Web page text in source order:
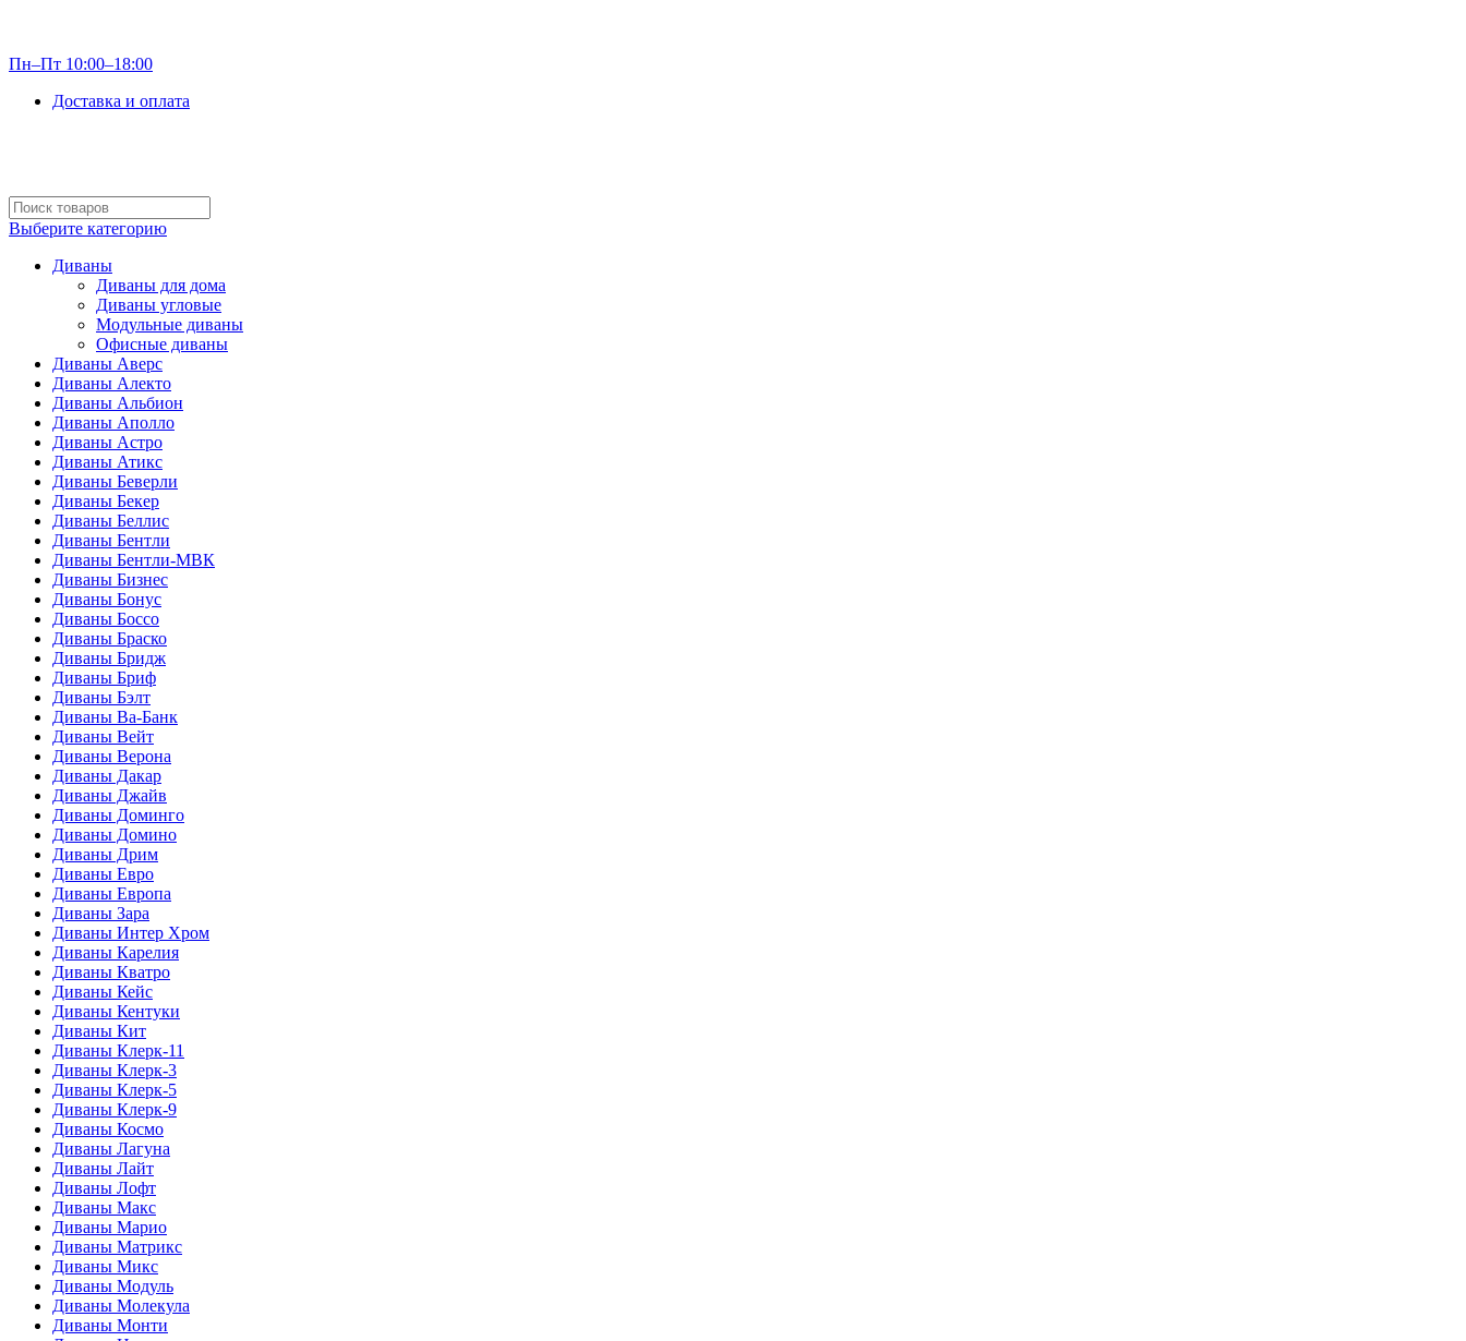
Пн–Пт 10:00–18:00
Доставка и оплата
Выберите категорию
Диваны
Диваны для дома
Диваны угловые
Модульные диваны
Офисные диваны
Диваны Аверс
Диваны Алекто
Диваны Альбион
Диваны Аполло
Диваны Астро
Диваны Атикс
Диваны Беверли
Диваны Бекер
Диваны Беллис
Диваны Бентли
Диваны Бентли-МВК
Диваны Бизнес
Диваны Бонус
Диваны Боссо
Диваны Браско
Диваны Бридж
Диваны Бриф
Диваны Бэлт
Диваны Ва-Банк
Диваны Вейт
Диваны Верона
Диваны Дакар
Диваны Джайв
Диваны Доминго
Диваны Домино
Диваны Дрим
Диваны Евро
Диваны Европа
Диваны Зара
Диваны Интер Хром
Диваны Карелия
Диваны Кватро
Диваны Кейс
Диваны Кентуки
Диваны Кит
Диваны Клерк-11
Диваны Клерк-3
Диваны Клерк-5
Диваны Клерк-9
Диваны Космо
Диваны Лагуна
Диваны Лайт
Диваны Лофт
Диваны Макс
Диваны Марио
Диваны Матрикс
Диваны Микс
Диваны Модуль
Диваны Молекула
Диваны Монти